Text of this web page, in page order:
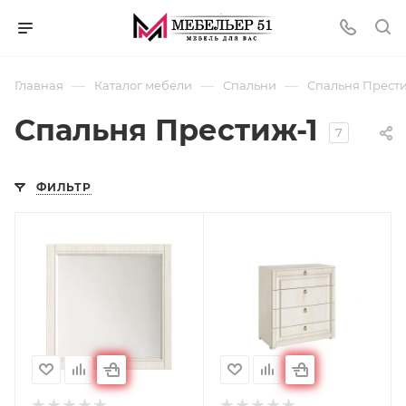
Главная — Каталог мебели — Спальни — Спальня
Спальня Престиж-1 7
ФИЛЬТР